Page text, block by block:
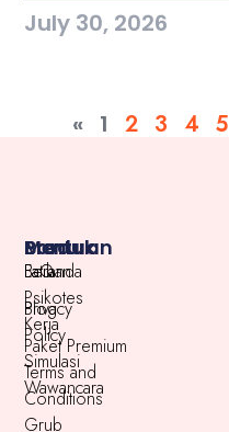
July 30, 2026
« 1 2 3 4 5
Menu
Beranda
Blog
Paket Premium
Produk
Latihan
Psikotes
Kerja
Simulasi
Wawancara
Grub
Bantuan
FaQ
Privacy
Policy
Terms and
Conditions